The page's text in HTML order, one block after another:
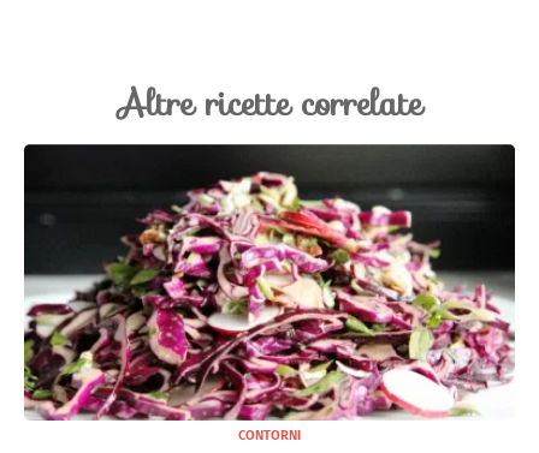
Altre ricette correlate
CONTORNI